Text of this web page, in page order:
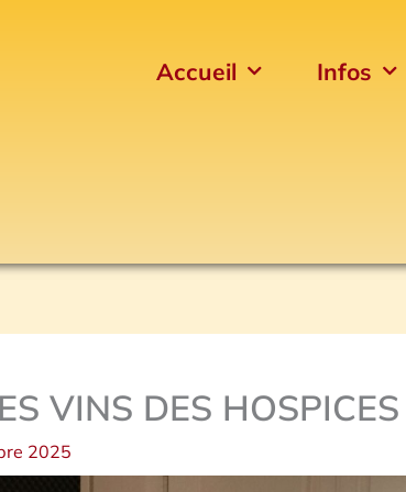
Accueil Infos
VINS DES
2025